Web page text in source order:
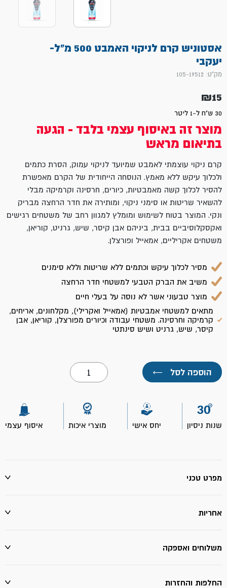
אסטוניש קרם לניקוי האמבט 500 מ"ל-
יעקבי
מק"ט: 105-19512
₪15
30 ש"ח ל-1 ליטר
מוצר זה באיסוף עצמי בלבד - הגעה
בתיאום מראש
קרם ניקוי עוצמתי לאמבט שמיועד לניקוי עמוק, הסרת כתמים
ולכלוך עיקש ללא מאמץ. הנוסחה הייחודית של הקרם מאפשרת
להסיר לכלוך קשה מאמבטיות, כיורים, חרסינה וקרמיקה מבלי
להשאיר שריטות או סימני ניקוי, ומותירה את חדר הרחצה מבריק
ונקי. המוצר בטוח לשימוש ומומלץ למגוון רחב של משטחים רגישים
ואקסקלוסיביים בבית, ביניהם אבן קיסר, שיש, גרניט, קוריאן,
משטחים אקריליים, אמאייל ופורצלן.
מסיר לכלוך עיקש וכתמים ללא שריטות וללא סימנים
משיב את הברק הטבעי למשטחי חדר הרחצה
מוצר טבעוני אשר לא נוסה על בעלי חיים
מתאים למשטחי אמבטיות (אמאייל ואקרילי), מקלחונים, אריחים,
קרמיקה וחרסינה. משטחי עבודה וכיורים מפורצלן, קוריאן, אבן
קיסר, שיש, גרניט ושיש סינתטי
הוספה לסל ←
כמות
של
אסטוניש
לניקוי
האמבט
מ"ל-
שנות ניסיון יחס אישי מוצרי איכות איסוף עצמי
מפרט טכני
אחריות
משלוחים ואספקה
החלפות והחזרות